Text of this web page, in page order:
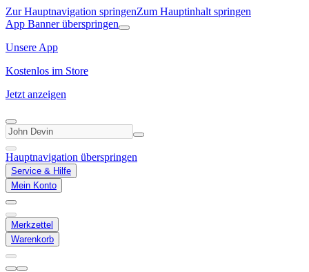
Zur Hauptnavigation springenZum Hauptinhalt springen
App Banner überspringen
Unsere App
Kostenlos im Store
Jetzt anzeigen
Hauptnavigation überspringen
Service & Hilfe
Mein Konto
Merkzettel
Warenkorb